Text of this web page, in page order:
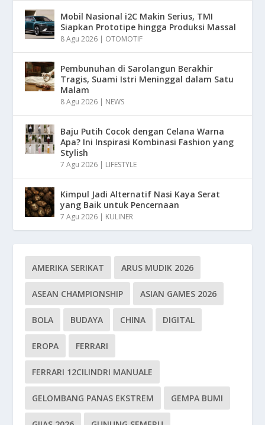
Mobil Nasional i2C Makin Serius, TMI
Siapkan Prototipe hingga Produksi Massal
8 Agu 2026 | OTOMOTIF
Pembunuhan di Sarolangun Berakhir
Tragis, Suami Istri Meninggal dalam Satu
Malam
8 Agu 2026 | NEWS
Baju Putih Cocok dengan Celana Warna
Apa? Ini Inspirasi Kombinasi Fashion yang
Stylish
7 Agu 2026 | LIFESTYLE
Kimpul Jadi Alternatif Nasi Kaya Serat
yang Baik untuk Pencernaan
7 Agu 2026 | KULINER
AMERIKA SERIKAT ARUS MUDIK 2026
ASEAN CHAMPIONSHIP ASIAN GAMES 2026
BOLA BUDAYA CHINA DIGITAL
EROPA FERRARI
FERRARI 12CILINDRI MANUALE
GELOMBANG PANAS EKSTREM GEMPA BUMI